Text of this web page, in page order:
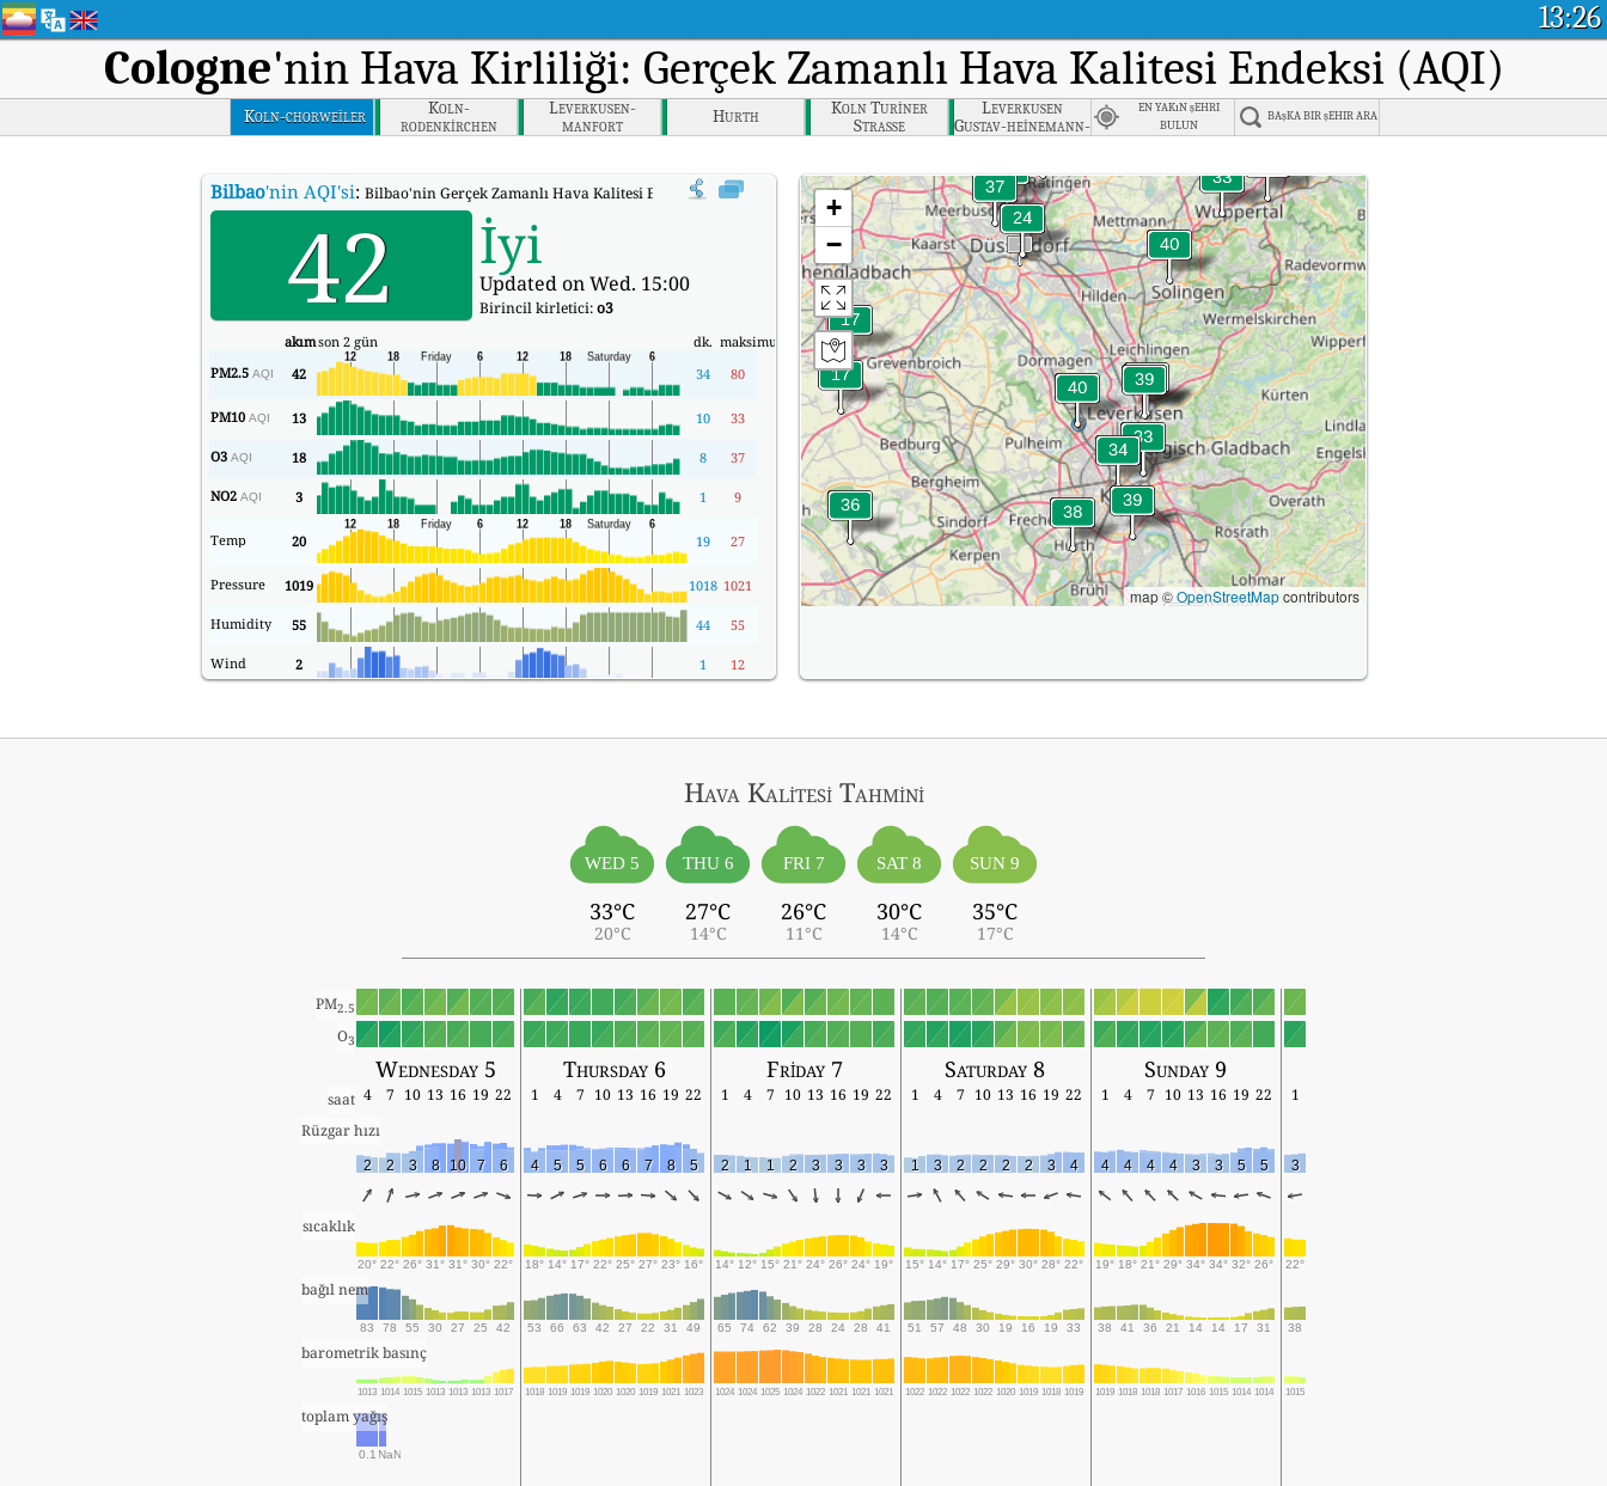
13:26
Cologne'nin Hava Kirliliği: Gerçek Zamanlı Hava Kalitesi Endeksi (AQI)
Koln-chorweiler
Koln-
rodenkirchen
Leverkusen-
manfort
Hurth
Koln Turiner
Strasse
Leverkusen
Gustav-heinemann-
strasse
EN YAKıN şEHRI
BULUN
BAşKA BIR şEHIR ARA
Bilbao'nin AQI'si: Bilbao'nin Gerçek Zamanlı Hava Kalitesi Endeksi (AQI).
42 İyi
Updated on Wed. 15:00
Birincil kirletici:o3
akımson 2 gün dk. maksimum
PM2.5 AQI 42 34 80
PM10 AQI 13 10 33
O3 AQI 18 8 37
NO2 AQI 3 1 9
Temp 20 19 27
Pressure 1019 1018 1021
Humidity 55 44 55
Wind 2 1 12
+
−
map ©OpenStreetMapcontributors
Hava Kalitesi Tahmini
WED 5
33°C
20°C
THU 6
27°C
14°C
FRI 7
26°C
11°C
SAT 8
30°C
14°C
SUN 9
35°C
17°C
PM2.5
O3
Wednesday 5 Thursday 6 Friday 7 Saturday 8 Sunday 9
saat 4 7 10 13 16 19 22 1 4 7 10 13 16 19 22 1 4 7 10 13 16 19 22 1 4 7 10 13 16 19 22 1 4 7 10 13 16 19 22
1
Rüzgar hızı
2 2 3 8 10 7 6 4 5 5 6 6 7 8 5 2 1 1 2 3 3 3 3 1 3 2 2 2 2 3 4 4 4 4 4 3 3 5 5 3
sıcaklık
20° 22° 26° 31° 31° 30° 22° 18° 14° 17° 22° 25° 27° 23° 16° 14° 12° 15° 21° 24° 26° 24° 19° 15° 14° 17° 25° 29° 30° 28° 22° 19° 18° 21° 29° 34° 34° 32° 26° 22°
bağıl nem
83 78 55 30 27 25 42 53 66 63 42 27 22 31 49 65 74 62 39 28 24 28 41 51 57 48 30 19 16 19 33 38 41 36 21 14 14 17 31 38
barometrik basınç
1013 1014 1015 1013 1013 1013 1017 1018 1019 1019 1020 1020 1019 1021 1023 1024 1024 1025 1024 1022 1021 1021 1021 1022 1022 1022 1022 1020 1019 1018 1019 1019 1018 1018 1017 1016 1015 1014 1014 1015
toplam yağış
0.1 NaN